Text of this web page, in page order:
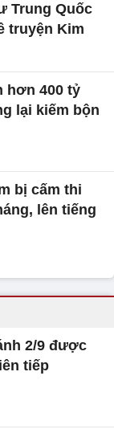
Trung Quốc
truyện Kim
hơn 400 tỷ
lại kiếm bộn
bị cấm thi
lên tiếng
2/9 được
tiếp